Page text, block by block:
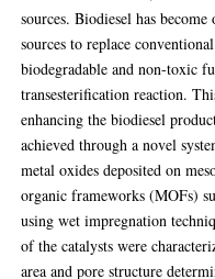
sources. Biodiesel has
sources to replace
biodegradable and non-toxic
transesterification reaction.
enhancing the biodiesel
achieved through a novel
metal oxides deposited on
organic frameworks (MOFs)
using wet impregnation
of the catalysts were
area and pore structure